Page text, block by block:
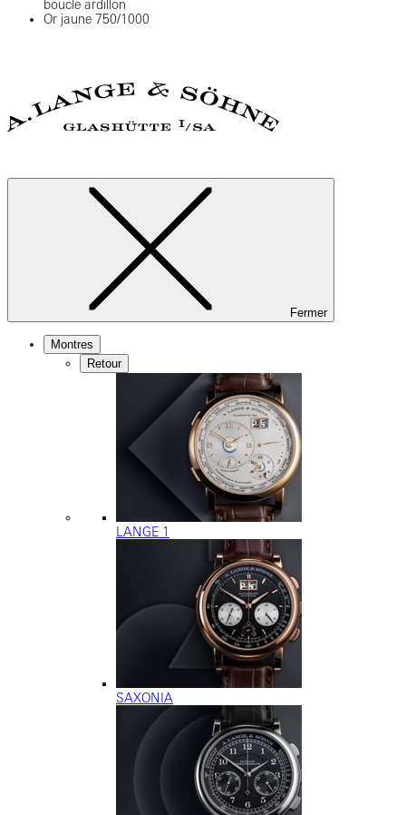
boucle ardillon
Or jaune 750/1000
Fermer
Montres
Retour
LANGE 1
SAXONIA